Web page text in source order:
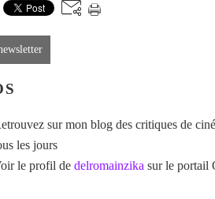
sur mon blog des critiques de
les jours
le profil de delromainzika sur le portail